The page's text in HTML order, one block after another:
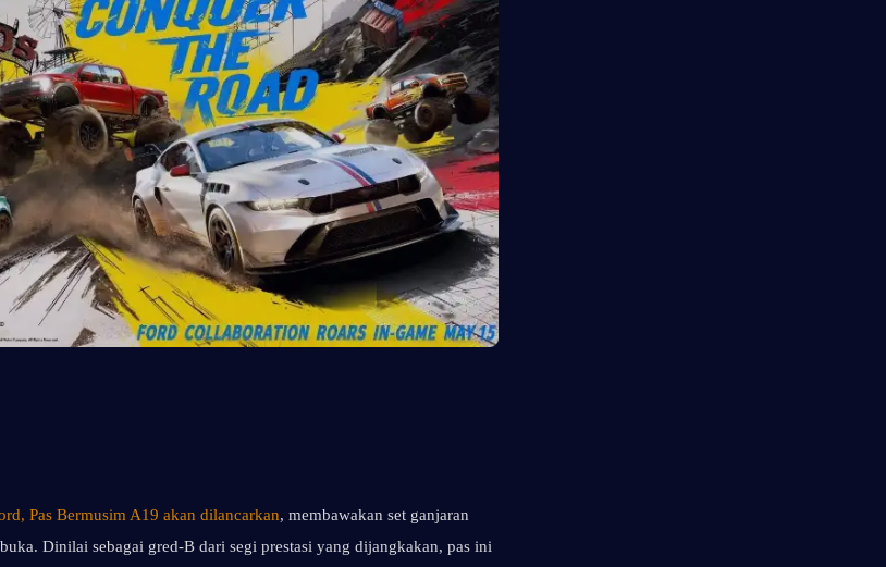
Pas Bermusim A19 akan dilancarkan, membawakan set ganjaran
Dinilai sebagai gred-B dari segi prestasi yang dijangkakan, pas ini